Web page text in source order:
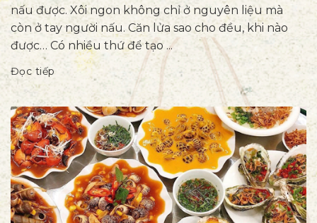
nấu được. Xôi ngon không chỉ ở nguyên liệu mà
còn ở tay người nấu. Căn lửa sao cho đều, khi nào
được… Có nhiều thứ để tạo ...
Đọc tiếp